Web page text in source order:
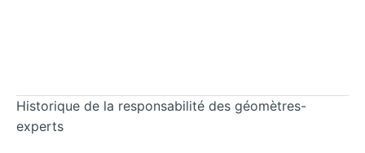
Historique de la responsabilité des géomètres-
experts